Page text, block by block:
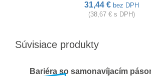
31,44 € bez DPH
(38,67 € s DPH)
Súvisiace produkty
Bariéra so samonavíjacím